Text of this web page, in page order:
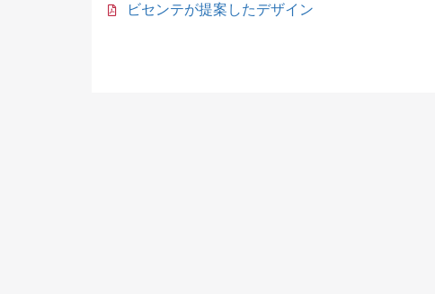
ビセンテが提案したデザイン